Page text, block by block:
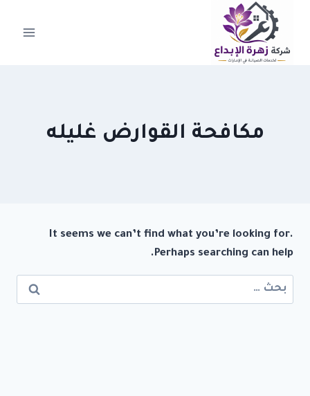
التجاوز
المحتوى
مكافحة القوارض غليله
It seems we can’t find what you’re looking for.
Perhaps searching can help.
البحث
عن: